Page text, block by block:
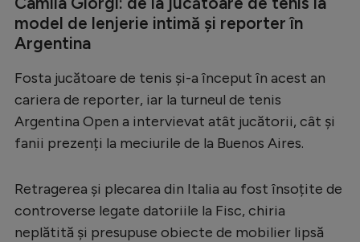
model de lenjerie intimă și reporter în
Argentina
Fosta jucătoare de tenis și-a început în acest an
cariera de reporter, iar la turneul de tenis
Argentina Open a intervievat atât jucătorii, cât și
fanii prezenți la meciurile de la Buenos Aires.
Retragerea și plecarea din Italia au fost însoțite de
controverse legate datoriile la Fisc, chiria
neplătită și presupuse obiecte de mobilier lipsă